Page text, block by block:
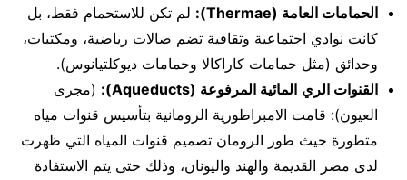
الحمامات العامة (Thermae):
لم تكن للاستحمام فقط، بل
كانت نوادي اجتماعية وثقافية تضم صالات رياضية، ومكتبات،
وحدائق (مثل حمامات كاراكالا وحمامات ديوكلتيانوس).
القنوات الري المائية المرفوعة (Aqueducts):
(مجرى
العيون): قامت الامبراطورية الرومانية بتأسيس قنوات مياه
متطورة حيث طور الرومان تصميم قنوات المياه التي ظهرت
لدى مصر القديمة والهند واليونان، وذلك حتى يتم الاستفادة